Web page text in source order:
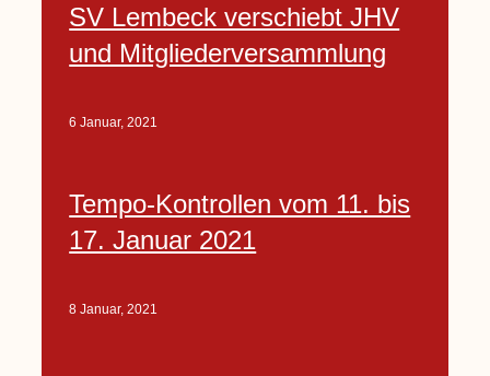
SV Lembeck verschiebt JHV
und Mitgliederversammlung
6 Januar, 2021
Tempo-Kontrollen vom 11. bis
17. Januar 2021
8 Januar, 2021